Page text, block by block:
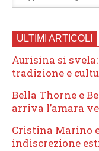
ULTIMI ARTICOLI
Aurisina si
tradizione e
Bella Thorne e
arriva l’amara
Cristina Marino
indiscrezione